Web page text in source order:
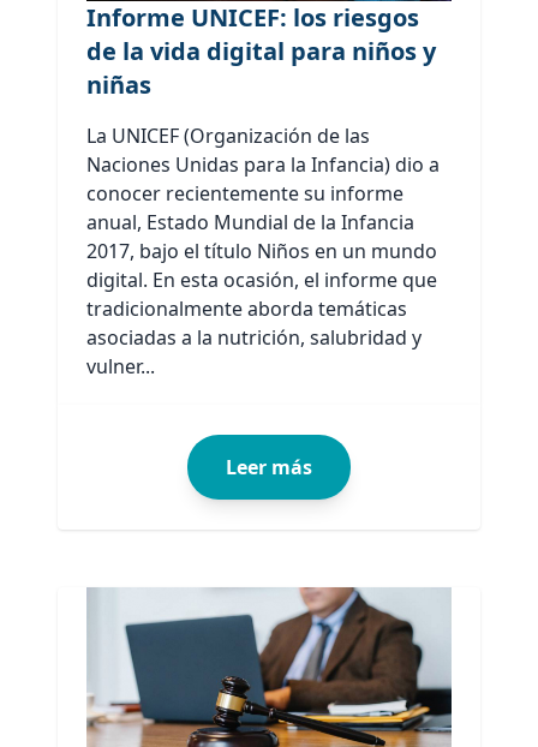
Informe UNICEF: los riesgos
de la vida digital para niños y
niñas
La UNICEF (Organización de las
Naciones Unidas para la Infancia) dio a
conocer recientemente su informe
anual, Estado Mundial de la Infancia
2017, bajo el título Niños en un mundo
digital. En esta ocasión, el informe que
tradicionalmente aborda temáticas
asociadas a la nutrición, salubridad y
vulner...
Leer más